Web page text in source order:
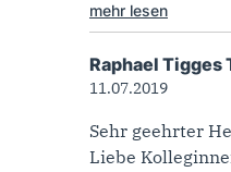
mehr lesen
Raphael
11.07.2019
Sehr geehrter
Liebe